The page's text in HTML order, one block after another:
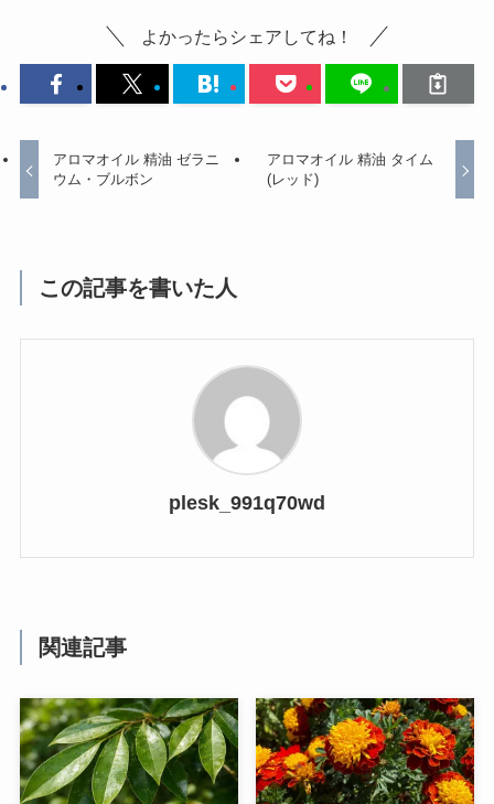
よかったらシェアしてね！
アロマオイル 精油 ゼラニ
ウム・ブルボン
アロマオイル 精油 タイム
(レッド)
この記事を書いた人
plesk_991q70wd
関連記事